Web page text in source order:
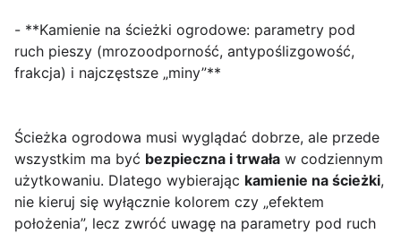
- **Kamienie na ścieżki ogrodowe: parametry pod
ruch pieszy (mrozoodporność, antypoślizgowość,
frakcja) i najczęstsze „miny”**
Ścieżka ogrodowa musi wyglądać dobrze, ale przede
wszystkim ma być bezpieczna i trwała w codziennym
użytkowaniu. Dlatego wybierając kamienie na ścieżki,
nie kieruj się wyłącznie kolorem czy „efektem
położenia”, lecz zwróć uwagę na parametry pod ruch